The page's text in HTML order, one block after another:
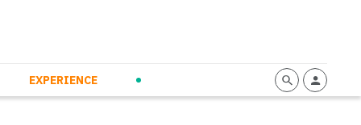
EXPERIENCE